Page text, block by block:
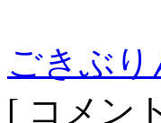
ごきぶ
[ コメン